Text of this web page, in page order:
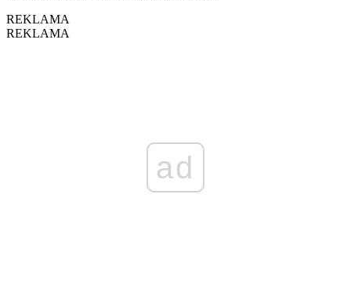
REKLAMA
REKLAMA
ad